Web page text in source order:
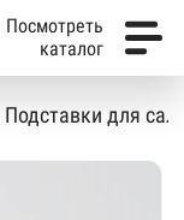
Посмотреть
каталог
Подставки для